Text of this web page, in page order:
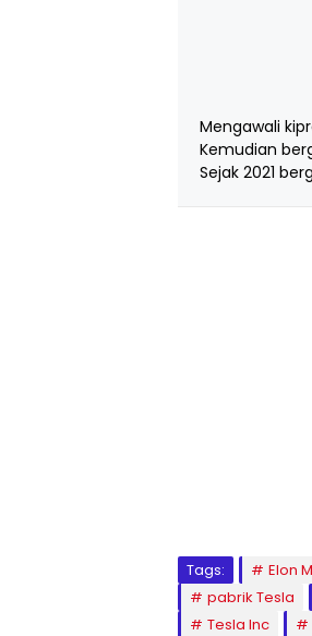
Mengawali
Kemudian
Sejak 2021
Tags: Elon
pabrik Tesla
Tesla Inc